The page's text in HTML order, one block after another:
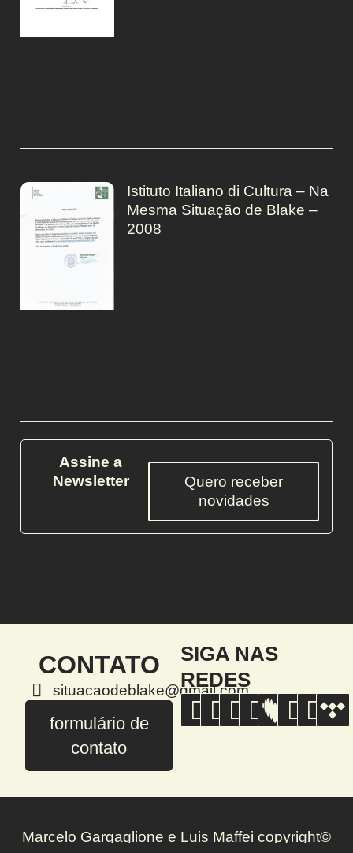
Istituto Italiano di Cultura – Na
Mesma Situação de Blake –
2008
Assine a
Newsletter
Quero receber
novidades
CONTATO
situacaodeblake@gmail.com
formulário de
contato
SIGA NAS
REDES
Marcelo Gargaglione e Luis Maffei copyright©